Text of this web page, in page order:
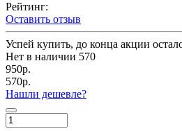
Рейтинг:
Оставить отзыв
Успей купить, до конца акции
Нет в наличии 570
950р.
570р.
Нашли дешевле?